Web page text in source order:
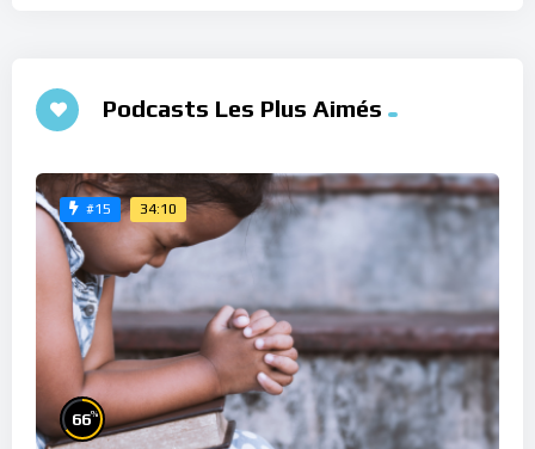
Podcasts Les Plus Aimés
#15 34:10
66%